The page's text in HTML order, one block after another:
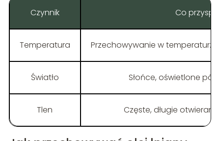
Czynnik Co
Temperatura Przechowywanie w
Światło Słońce, oświetlone
Tlen Częste, długie